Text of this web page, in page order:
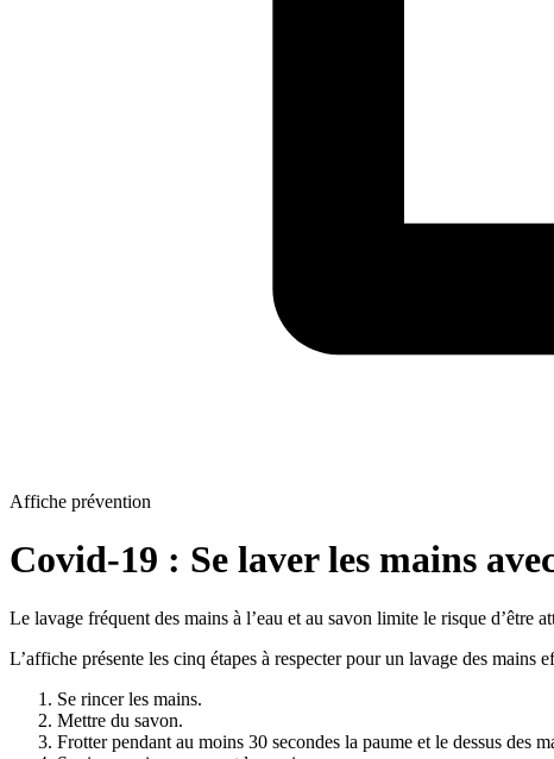
Affiche prévention
Covid-19 : Se laver les mains
Le lavage fréquent des mains à l’eau et au savon limite le risque d’être
L’affiche présente les cinq étapes à respecter pour un lavage des mains
Se rincer les mains.
Mettre du savon.
Frotter pendant au moins 30 secondes la paume et le dessus des